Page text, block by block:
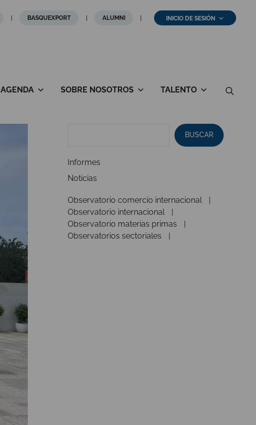
BASQUEXPORT ALUMNI INICIO DE SESIÓN
AGENDA SOBRE NOSOTROS TALENTO
BUSCAR
Informes
Noticias
Observatorio comercio internacional
Observatorio internacional
Observatorio materias primas
Observatorios sectoriales